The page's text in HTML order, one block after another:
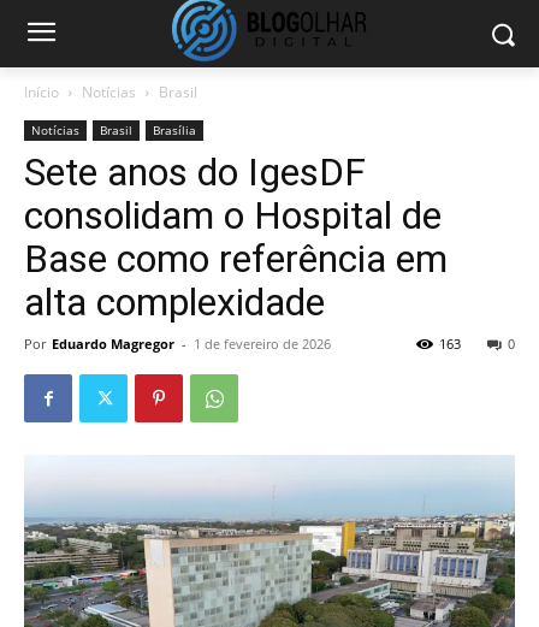
Início Notícias Brasil
Notícias Brasil Brasília
Sete anos do IgesDF
consolidam o Hospital de
Base como referência em
alta complexidade
Por Eduardo Magregor - 1 de fevereiro de 2026 0
163